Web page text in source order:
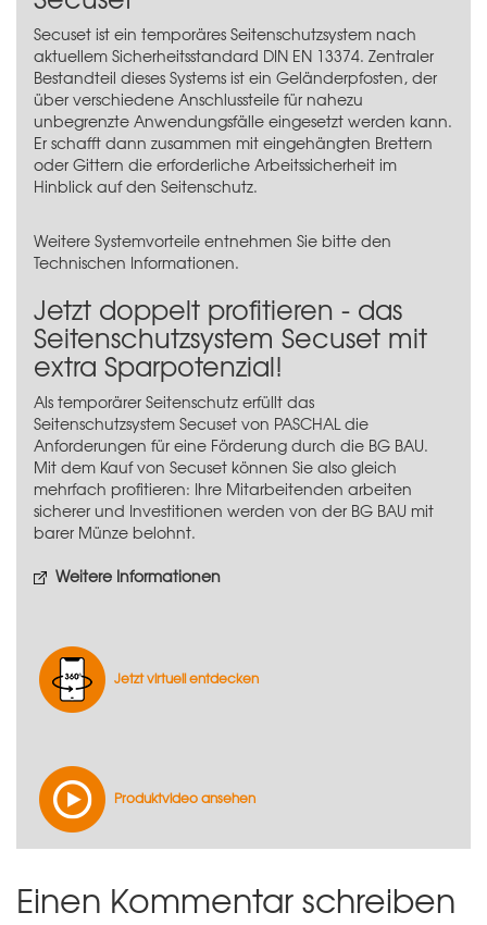
Secuset ist ein temporäres Seitenschutzsystem nach
aktuellem Sicherheitsstandard DIN EN 13374. Zentraler
Bestandteil dieses Systems ist ein Geländerpfosten, der
über verschiedene Anschlussteile für nahezu
unbegrenzte Anwendungsfälle eingesetzt werden kann.
Er schafft dann zusammen mit eingehängten Brettern
oder Gittern die erforderliche Arbeitssicherheit im
Hinblick auf den Seitenschutz.
Weitere Systemvorteile entnehmen Sie bitte den
Technischen Informationen.
Jetzt doppelt profitieren - das
Seitenschutzsystem Secuset mit
extra Sparpotenzial!
Als temporärer Seitenschutz erfüllt das
Seitenschutzsystem Secuset von PASCHAL die
Anforderungen für eine Förderung durch die BG BAU.
Mit dem Kauf von Secuset können Sie also gleich
mehrfach profitieren: Ihre Mitarbeitenden arbeiten
sicherer und Investitionen werden von der BG BAU mit
barer Münze belohnt.
Weitere Informationen
Jetzt virtuell entdecken
Produktvideo ansehen
Einen Kommentar schreiben